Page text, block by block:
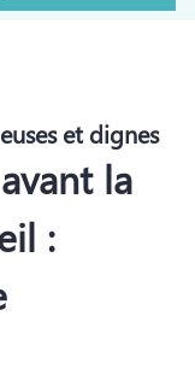
et dignes
la
: